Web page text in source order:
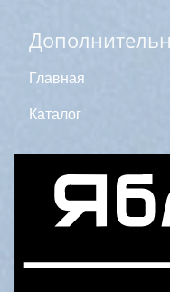
Главная
Каталог